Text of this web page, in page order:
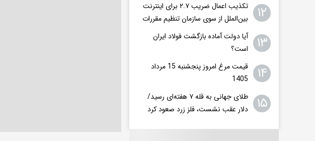
۱۲
تکذیب اعمال ضریب ۲.۷ برای اینترنت
بین‌الملل از سوی سازمان تنظیم مقررات
۱۳
آیا دولت آماده بازگشت فولاد ایران
است؟
۱۴
قیمت مرغ امروز پنجشنبه 15 مرداد
1405
۱۵
طلای جهانی به قله ۷ هفته‌ای رسید/
دلار عقب نشست، فلز زرد صعود کرد